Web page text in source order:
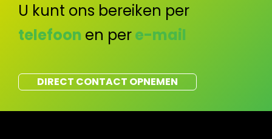
U kunt ons bereiken per
telefoon en pere-mail
DIRECT CONTACT OPNEMEN